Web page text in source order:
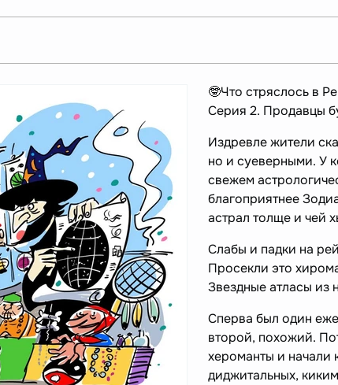
🤓Что стряслось в
Серия 2. Продавцы
Издревле жители
но и суеверными. У
свежем
благоприятнее
астрал толще и чей
Слабы и падки на
Просекли это
Звездные атласы из
Сперва был один
второй, похожий.
хероманты и начали
диджитальных,